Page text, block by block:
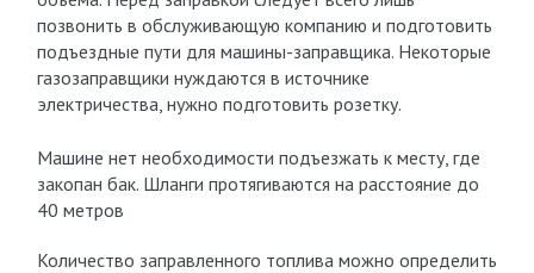
позвонить в обслуживающую компанию и подготовить
подъездные пути для машины-заправщика. Некоторые
газозаправщики нуждаются в источнике
электричества, нужно подготовить розетку.
Машине нет необходимости подъезжать к месту, где
закопан бак. Шланги протягиваются на расстояние до
40 метров
Количество заправленного топлива можно определить